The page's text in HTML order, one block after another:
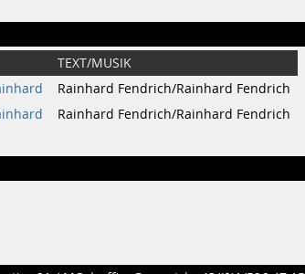
TEXT/MUSIK
Rainhard Fendrich/Rainhard Fendrich
Rainhard Fendrich/Rainhard Fendrich